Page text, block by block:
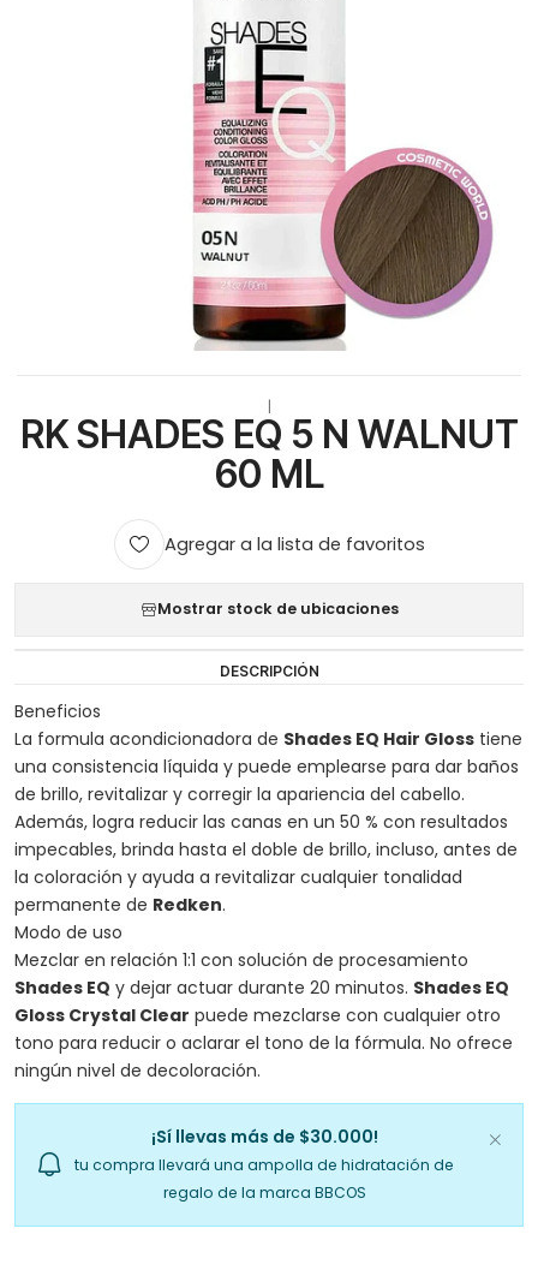
RK SHADES EQ 5 N WALNUT
60 ML
Agregar a la lista de favoritos
Mostrar stock de ubicaciones
DESCRIPCIÓN
Beneficios
La formula acondicionadora de Shades EQ Hair Glosstiene
una consistencia líquida y puede emplearse para dar baños
de brillo, revitalizar y corregir la apariencia del cabello.
Además, logra reducir las canas en un 50 % con resultados
impecables, brinda hasta el doble de brillo, incluso, antes de
la coloración y ayuda a revitalizar cualquier tonalidad
permanente de Redken.
Modo de uso
Mezclar en relación 1:1 con solución de procesamiento
Shades EQ y dejar actuar durante 20 minutos. Shades EQ
Gloss Crystal Clear puede mezclarse con cualquier otro
tono para reducir o aclarar el tono de la fórmula. No ofrece
ningún nivel de decoloración.
¡Sí llevas más de $30.000!
tu compra llevará una ampolla de hidratación de
regalo de la marca BBCOS